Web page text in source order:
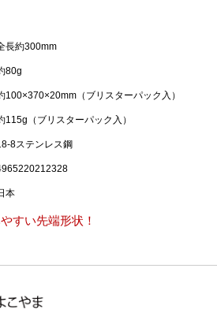
長約300mm
80g
100×370×20mm（ブリスターパック入）
115g（ブリスターパック入）
8ステンレス鋼
本
すい先端形状！